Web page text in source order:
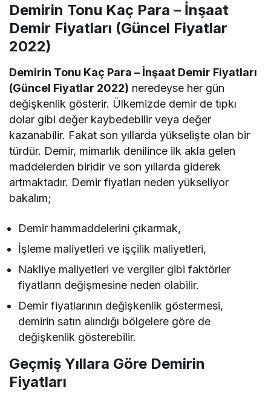
Demirin Tonu Kaç Para – İnşaat
Demir Fiyatları (Güncel Fiyatlar
2022)
Demirin Tonu Kaç Para – İnşaat Demir Fiyatları
(Güncel Fiyatlar 2022) neredeyse her gün
değişkenlik gösterir. Ülkemizde demir de tıpkı
dolar gibi değer kaybedebilir veya değer
kazanabilir. Fakat son yıllarda yükselişte olan bir
türdür. Demir, mimarlık denilince ilk akla gelen
maddelerden biridir ve son yıllarda giderek
artmaktadır. Demir fiyatları neden yükseliyor
bakalım;
Demir hammaddelerini çıkarmak,
İşleme maliyetleri ve işçilik maliyetleri,
Nakliye maliyetleri ve vergiler gibi faktörler
fiyatların değişmesine neden olabilir.
Demir fiyatlarının değişkenlik göstermesi,
demirin satın alındığı bölgelere göre de
değişkenlik gösterebilir.
Geçmiş Yıllara Göre Demirin
Fiyatları